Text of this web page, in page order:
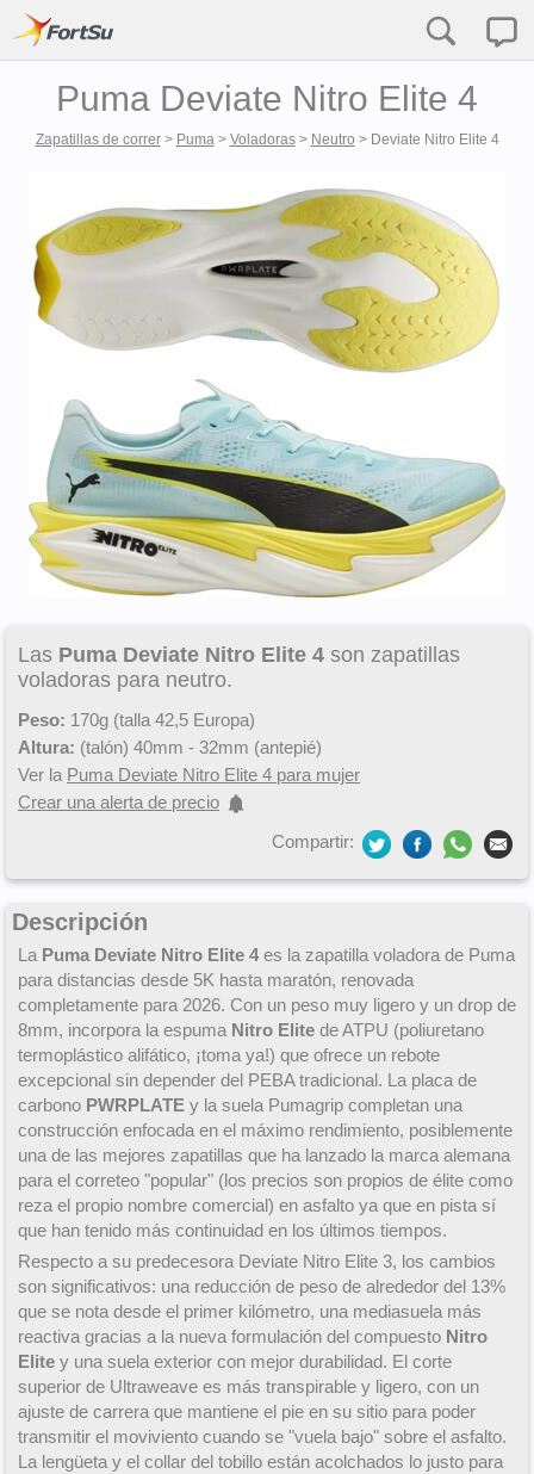
Puma Deviate Nitro Elite 4
Zapatillas de correr> Puma> Voladoras> Neutro > Deviate Nitro Elite 4
Las Puma Deviate Nitro Elite 4 son zapatillas
voladoras para neutro.
Peso: 170g (talla 42,5 Europa)
Altura: (talón) 40mm - 32mm (antepié)
Ver la Puma Deviate Nitro Elite 4 para mujer
Crear una alerta de precio
Compartir:
Descripción
La Puma Deviate Nitro Elite 4es la zapatilla voladora de Puma
para distancias desde 5K hasta maratón, renovada
completamente para 2026. Con un peso muy ligero y un drop de
8mm, incorpora la espuma Nitro Elite de ATPU (poliuretano
termoplástico alifático, ¡toma ya!) que ofrece un rebote
excepcional sin depender del PEBA tradicional. La placa de
carbono PWRPLATE y la suela Pumagrip completan una
construcción enfocada en el máximo rendimiento, posiblemente
una de las mejores zapatillas que ha lanzado la marca alemana
para el correteo "popular" (los precios son propios de élite como
reza el propio nombre comercial) en asfalto ya que en pista sí
que han tenido más continuidad en los últimos tiempos.
Respecto a su predecesora Deviate Nitro Elite 3, los cambios
son significativos: una reducción de peso de alrededor del 13%
que se nota desde el primer kilómetro, una mediasuela más
reactiva gracias a la nueva formulación del compuesto Nitro
Elite y una suela exterior con mejor durabilidad. El corte
superior de Ultraweave es más transpirable y ligero, con un
ajuste de carrera que mantiene el pie en su sitio para poder
transmitir el moviviento cuando se "vuela bajo" sobre el asfalto.
La lengüeta y el collar del tobillo están acolchados lo justo para